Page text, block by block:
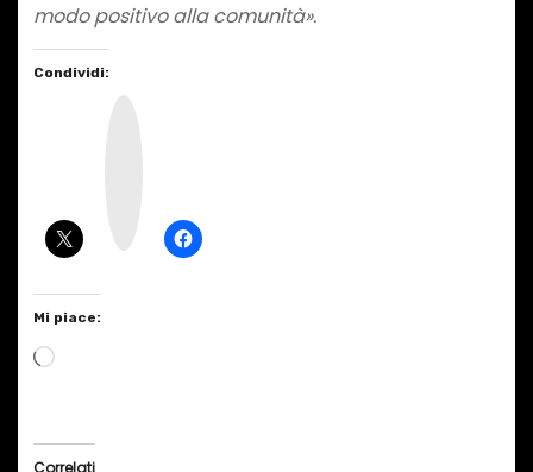
modo positivo alla comunità».
Condividi:
Mi piace:
C
i
Correlati